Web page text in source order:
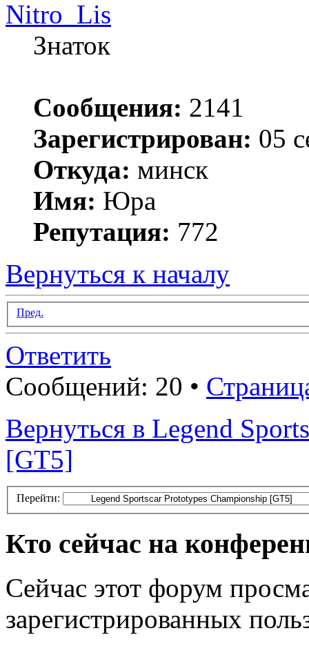
Nitro_Lis
Знаток
Сообщения: 2141
Зарегистрирован: 05
Откуда: минск
Имя: Юра
Репутация: 772
Вернуться к началу
Пред.
Ответить
Сообщений: 20 •
Вернуться в Legend
[GT5]
Перейти:
Кто сейчас на
Сейчас этот форум
зарегистрированных